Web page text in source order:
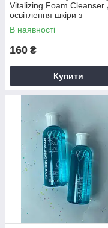
Vitalizing Foam Cleanser
освітлення шкіри з
екстрактом юдзу 100 мл
В наявності
160 ₴
Купити